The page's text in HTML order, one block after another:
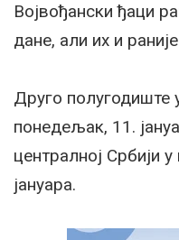
Војвођански ђаци
дане, али их и
Друго полугодиште
понедељак, 11.
централној Србији
јануара.